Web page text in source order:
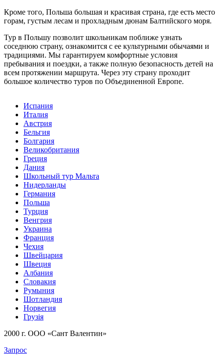
Кроме того, Польша большая и красивая страна, где есть место
горам, густым лесам и прохладным дюнам Балтийского моря.
Тур в Польшу позволит школьникам поближе узнать
соседнюю страну, ознакомится с ее культурными обычаями и
традициями. Мы гарантируем комфортные условия
пребывания и поездки, а также полную безопасность детей на
всем протяжении маршрута. Через эту страну проходит
большое количество туров по Объединенной Европе.
Испания
Италия
Австрия
Бельгия
Болгария
Великобритания
Греция
Дания
Школьный тур Мальта
Нидерланды
Германия
Польша
Турция
Венгрия
Украина
Франция
Чехия
Швейцария
Швеция
Албания
Словакия
Румыния
Шотландия
Норвегия
Грузія
2000 г. ООО «Сант Валентин»
Запрос